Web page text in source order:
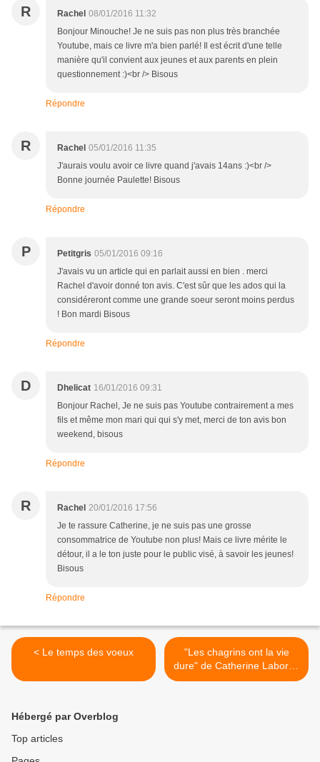
R Rachel 08/01/2016 11:32
Bonjour Minouche! Je ne suis pas non plus très branchée
Youtube, mais ce livre m'a bien parlé! Il est écrit d'une telle
manière qu'il convient aux jeunes et aux parents en plein
questionnement :)<br /> Bisous
Répondre
R Rachel 05/01/2016 11:35
J'aurais voulu avoir ce livre quand j'avais 14ans :)<br />
Bonne journée Paulette! Bisous
Répondre
P Petitgris 05/01/2016 09:16
J'avais vu un article qui en parlait aussi en bien . merci
Rachel d'avoir donné ton avis. C'est sûr que les ados qui la
considéreront comme une grande soeur seront moins perdus
! Bon mardi Bisous
Répondre
D Dhelicat 16/01/2016 09:31
Bonjour Rachel, Je ne suis pas Youtube contrairement a mes
fils et même mon mari qui qui s'y met, merci de ton avis bon
weekend, bisous
Répondre
R Rachel 20/01/2016 17:56
Je te rassure Catherine, je ne suis pas une grosse
consommatrice de Youtube non plus! Mais ce livre mérite le
détour, il a le ton juste pour le public visé, à savoir les jeunes!
Bisous
Répondre
< Le temps des voeux
"Les chagrins ont la vie
dure" de Catherine Laborde
>
Hébergé par Overblog
Top articles